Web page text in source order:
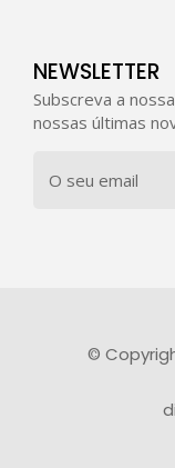
NEWSLETTER
Subscreva a
nossas últimas
©